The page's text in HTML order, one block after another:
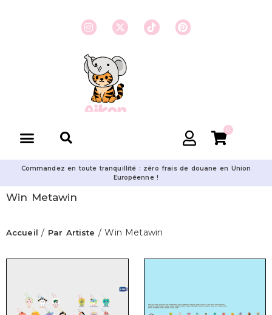
0
Commandez en toute tranquillité : zéro frais de douane en Union
Européenne !
Win Metawin
Accueil / Par Artiste / Win Metawin